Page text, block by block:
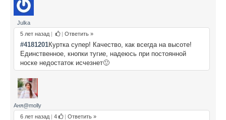
Julka
5 лет назад | | Ответить »
#4181201Куртка супер! Качество, как всегда на высоте!
Единственное, кнопки тугие, надеюсь при постоянной
носке недостаток исчезнет🙂
Аня@molly
6 лет назад | 4 | Ответить »